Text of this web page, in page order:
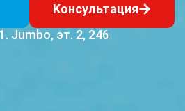
Kонсультация
Jumbo, эт. 2, 246